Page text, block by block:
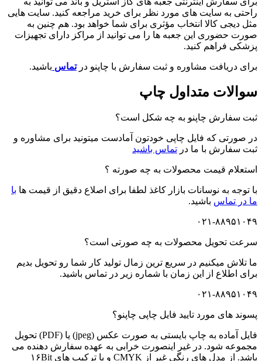
راحتی به سایت های مورد نظر برای خرید مراجعه کنید. سایت هایی
مثل دیجی کالا انتخاب مؤثری برای شما خواهد بود. هم چنین به
صورت حضوری این جعبه ها را می توانید از مراکز دارای تجهیزات
پزشکی فراهم کنید.
برای دریافت مشاوره و ثبت سفارش با چاپنو درتماس باشید.
سوالات متداول چاپ
ثبت سفارش چاپنو به چه شکل است؟
در صورتی که فایل چاپی خودتون آمادست میتونید برای مشاوره و
ثبت سفارش با ما در تماس باشید
استعلام قیمت محصولات به چه صورته ؟
با توجه به نوسانات بازار کاغذ لطفا برای اصلاع دقیق از قیمت ها با
ما در تماس باشید.
۰۲۱-۸۸۹۵۱۰۴۹
سرعت تحویل محصولات به چه صورتی است؟
ما تلاش میکنیم در سریع ترین زمال تولید کار شما رو تحویل بدیم
برای اطلاع از این زمان با شماره زیر در تماس باشید.
۰۲۱-۸۸۹۵۱۰۴۹
پسوند های مورد تایید فایل چاپی چاپنو؟
فایل آماده به چاپ بایستی به صورت عکس (jpeg) یا (PDF) تحویل
مجموعه شود. در غیر اینصورت خرابی به عهده سفارش دهنده می
باشد. از مدل های رنگی غیر از CMYK و یا ترکیب های ۱۶Bit